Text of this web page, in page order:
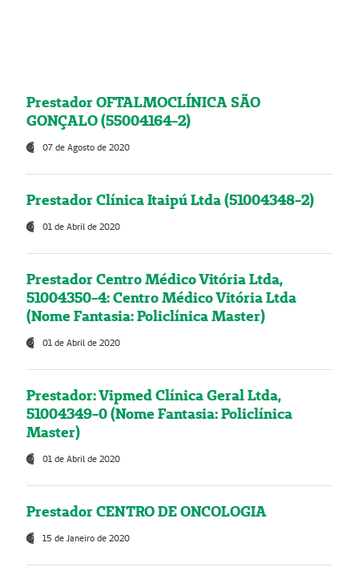
Prestador OFTALMOCLÍNICA SÃO
GONÇALO (55004164-2)
07 de Agosto de 2020
Prestador Clínica Itaipú Ltda (51004348-2)
01 de Abril de 2020
Prestador Centro Médico Vitória Ltda,
51004350-4: Centro Médico Vitória Ltda
(Nome Fantasia: Policlínica Master)
01 de Abril de 2020
Prestador: Vipmed Clínica Geral Ltda,
51004349-0 (Nome Fantasia: Policlínica
Master)
01 de Abril de 2020
Prestador CENTRO DE ONCOLOGIA
15 de Janeiro de 2020